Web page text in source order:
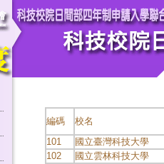
編碼
校名
101
國立臺灣科技大學
102
國立雲林科技大學